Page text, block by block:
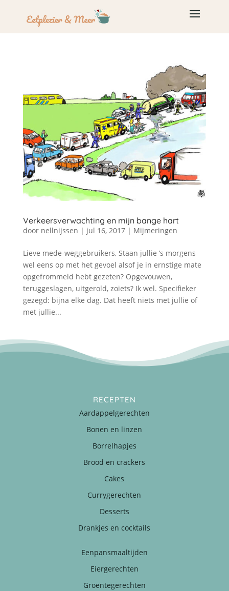
Verkeersverwachting en mijn bange hart
door nellnijssen | jul 16, 2017| Mijmeringen
Lieve mede-weggebruikers, Staan jullie ’s morgens
wel eens op met het gevoel alsof je in ernstige mate
opgefrommeld hebt gezeten? Opgevouwen,
teruggeslagen, uitgerold, zoiets? Ik wel. Specifieker
gezegd: bijna elke dag. Dat heeft niets met jullie of
met jullie...
RECEPTEN
Aardappelgerechten
Bonen en linzen
Borrelhapjes
Brood en crackers
Cakes
Currygerechten
Desserts
Drankjes en cocktails
Eenpansmaaltijden
Eiergerechten
Groentegerechten